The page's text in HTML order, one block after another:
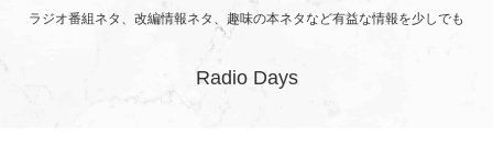
ラジオ番組ネタ、改編情報ネタ、趣味の本ネタなど有益な情報を少しでも
Radio Days